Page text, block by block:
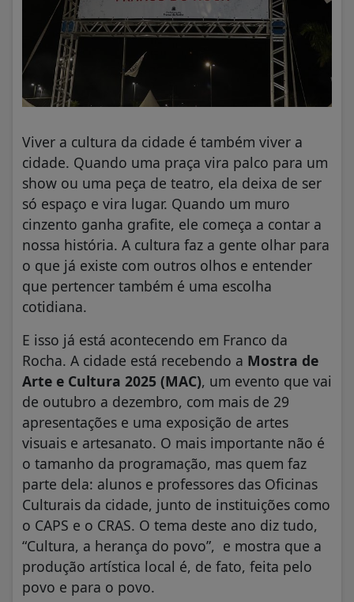
Viver a cultura da cidade é também viver a
cidade. Quando uma praça vira palco para um
show ou uma peça de teatro, ela deixa de ser
só espaço e vira lugar. Quando um muro
cinzento ganha grafite, ele começa a contar a
nossa história. A cultura faz a gente olhar para
o que já existe com outros olhos e entender
que pertencer também é uma escolha
cotidiana.
E isso já está acontecendo em Franco da
Rocha. A cidade está recebendo a Mostra de
Arte e Cultura 2025 (MAC), um evento que vai
de outubro a dezembro, com mais de 29
apresentações e uma exposição de artes
visuais e artesanato. O mais importante não é
o tamanho da programação, mas quem faz
parte dela: alunos e professores das Oficinas
Culturais da cidade, junto de instituições como
o CAPS e o CRAS. O tema deste ano diz tudo,
“Cultura, a herança do povo”, e mostra que a
produção artística local é, de fato, feita pelo
povo e para o povo.